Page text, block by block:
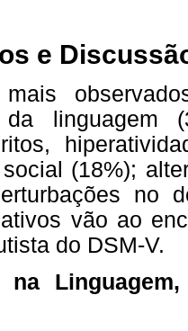
e
da linguagem
(18%);
no
vão ao
do DSM-V.
na